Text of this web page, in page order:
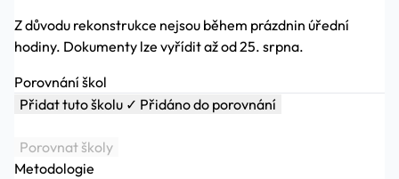
Z důvodu rekonstrukce nejsou během prázdnin úřední
hodiny. Dokumenty lze vyřídit až od 25. srpna.
Porovnání škol
Přidat tuto školu ✓ Přidáno do porovnání
Porovnat školy
Metodologie